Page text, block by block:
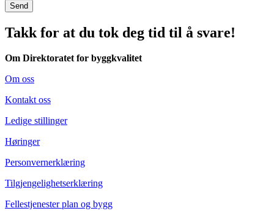
Send
Takk for at du tok deg tid til å svare!
Om Direktoratet for byggkvalitet
Om oss
Kontakt oss
Ledige stillinger
Høringer
Personvernerklæring
Tilgjengelighetserklæring
Fellestjenester plan og bygg